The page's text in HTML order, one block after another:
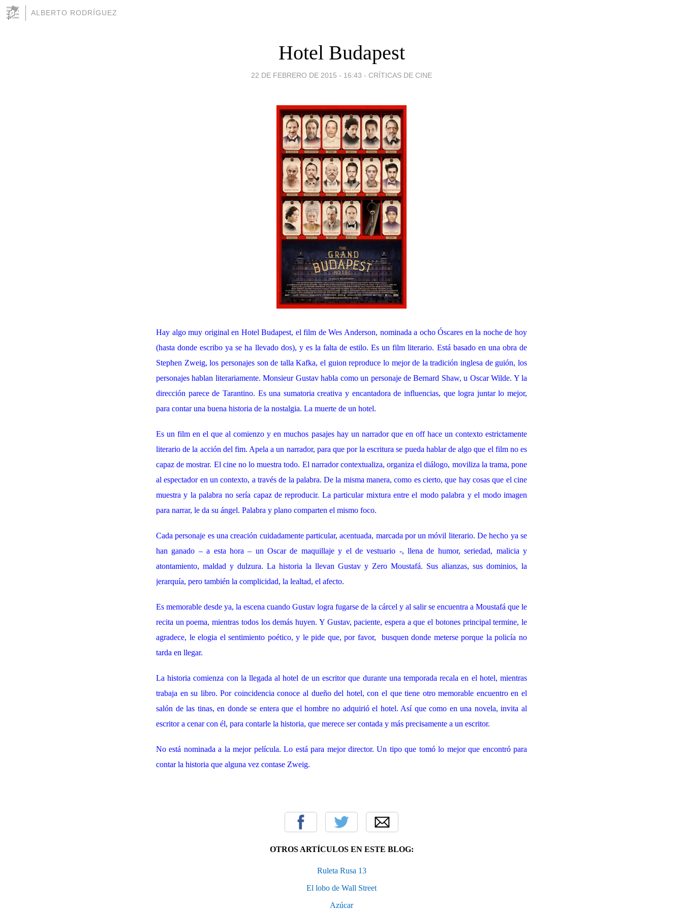
ALBERTO RODRÍGUEZ
Hotel Budapest
22 DE FEBRERO DE 2015 - 16:43 - CRÍTICAS DE CINE
Hay algo muy original en Hotel Budapest, el film de Wes Anderson, nominada a ocho Óscares en la noche de hoy
(hasta donde escribo ya se ha llevado dos), y es la falta de estilo. Es un film literario. Está basado en una obra de
Stephen Zweig, los personajes son de talla Kafka, el guion reproduce lo mejor de la tradición inglesa de guión, los
personajes hablan literariamente. Monsieur Gustav habla como un personaje de Bernard Shaw, u Oscar Wilde. Y la
dirección parece de Tarantino. Es una sumatoria creativa y encantadora de influencias, que logra juntar lo mejor,
para contar una buena historia de la nostalgia. La muerte de un hotel.
Es un film en el que al comienzo y en muchos pasajes hay un narrador que en off hace un contexto estrictamente
literario de la acción del fim. Apela a un narrador, para que por la escritura se pueda hablar de algo que el film no es
capaz de mostrar. El cine no lo muestra todo. El narrador contextualiza, organiza el diálogo, moviliza la trama, pone
al espectador en un contexto, a través de la palabra. De la misma manera, como es cierto, que hay cosas que el cine
muestra y la palabra no sería capaz de reproducir. La particular mixtura entre el modo palabra y el modo imagen
para narrar, le da su ángel. Palabra y plano comparten el mismo foco.
Cada personaje es una creación cuidadamente particular, acentuada, marcada por un móvil literario. De hecho ya se
han ganado – a esta hora – un Oscar de maquillaje y el de vestuario -, llena de humor, seriedad, malicia y
atontamiento, maldad y dulzura. La historia la llevan Gustav y Zero Moustafá. Sus alianzas, sus dominios, la
jerarquía, pero también la complicidad, la lealtad, el afecto.
Es memorable desde ya, la escena cuando Gustav logra fugarse de la cárcel y al salir se encuentra a Moustafá que le
recita un poema, mientras todos los demás huyen. Y Gustav, paciente, espera a que el botones principal termine, le
agradece, le elogia el sentimiento poético, y le pide que, por favor, busquen donde meterse porque la policía no
tarda en llegar.
La historia comienza con la llegada al hotel de un escritor que durante una temporada recala en el hotel, mientras
trabaja en su libro. Por coincidencia conoce al dueño del hotel, con el que tiene otro memorable encuentro en el
salón de las tinas, en donde se entera que el hombre no adquirió el hotel. Así que como en una novela, invita al
escritor a cenar con él, para contarle la historia, que merece ser contada y más precisamente a un escritor.
No está nominada a la mejor película. Lo está para mejor director. Un tipo que tomó lo mejor que encontró para
contar la historia que alguna vez contase Zweig.
OTROS ARTÍCULOS EN ESTE BLOG:
Ruleta Rusa 13
El lobo de Wall Street
Azúcar